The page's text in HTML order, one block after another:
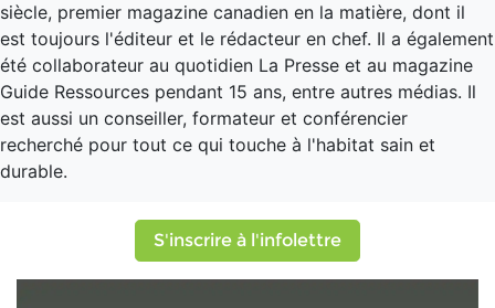
siècle, premier magazine canadien en la matière, dont il
est toujours l'éditeur et le rédacteur en chef. Il a également
été collaborateur au quotidien La Presse et au magazine
Guide Ressources pendant 15 ans, entre autres médias. Il
est aussi un conseiller, formateur et conférencier
recherché pour tout ce qui touche à l'habitat sain et
durable.
S'inscrire à l'infolettre